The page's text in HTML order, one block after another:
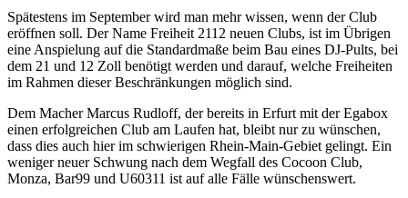
Spätestens im September wird man mehr wissen, wenn der Club
eröffnen soll. Der Name Freiheit 2112 neuen Clubs, ist im Übrigen
eine Anspielung auf die Standardmaße beim Bau eines DJ-Pults, bei
dem 21 und 12 Zoll benötigt werden und darauf, welche Freiheiten
im Rahmen dieser Beschränkungen möglich sind.
Dem Macher Marcus Rudloff, der bereits in Erfurt mit der Egabox
einen erfolgreichen Club am Laufen hat, bleibt nur zu wünschen,
dass dies auch hier im schwierigen Rhein-Main-Gebiet gelingt. Ein
weniger neuer Schwung nach dem Wegfall des Cocoon Club,
Monza, Bar99 und U60311 ist auf alle Fälle wünschenswert.